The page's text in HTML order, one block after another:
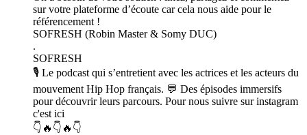
sur votre plateforme d’écoute car cela nous aide pour le
référencement !
SOFRESH (Robin Master & Somy DUC)
.
SOFRESH
🎙️ Le podcast qui s’entretient avec les actrices et les acteurs du
mouvement Hip Hop français. 💬 Des épisodes immersifs
pour découvrir leurs parcours. Pour nous suivre sur instagram
c'est ici
👇🔥👇🔥👇